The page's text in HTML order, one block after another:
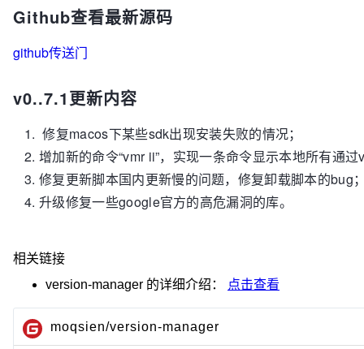
Github查看最新源码
github传送门
v0..7.1更新内容
修复macos下某些sdk出现安装失败的情况；
增加新的命令“vmr ii”，实现一条命令显示本地所有通
修复更新脚本国内更新慢的问题，修复卸载脚本的bug
升级修复一些google官方的高危漏洞的库。
相关链接
version-manager 的详细介绍： 点击查看
moqsien/version-manager